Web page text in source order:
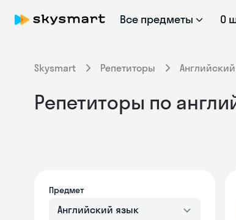
Все предметы О
Skysmart Репетиторы
Репетиторы по
Предмет
Английский язык